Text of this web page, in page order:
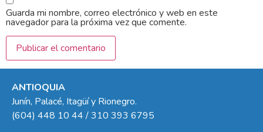
Guarda mi nombre, correo electrónico y web en este
navegador para la próxima vez que comente.
ANTIOQUIA
Junín, Palacé, Itagüí y Rionegro.
(604) 448 10 44 / 310 393 6795